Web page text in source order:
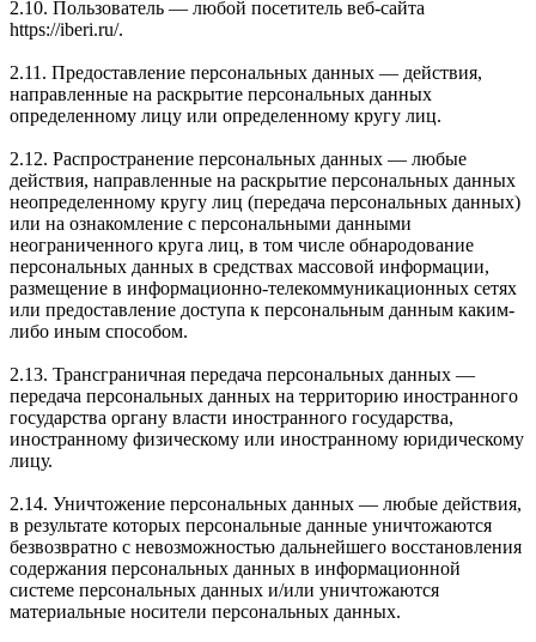
2.10. Пользователь — любой посетитель веб-сайта
https://iberi.ru/.
2.11. Предоставление персональных данных — действия,
направленные на раскрытие персональных данных
определенному лицу или определенному кругу лиц.
2.12. Распространение персональных данных — любые
действия, направленные на раскрытие персональных данных
неопределенному кругу лиц (передача персональных данных)
или на ознакомление с персональными данными
неограниченного круга лиц, в том числе обнародование
персональных данных в средствах массовой информации,
размещение в информационно-телекоммуникационных сетях
или предоставление доступа к персональным данным каким-
либо иным способом.
2.13. Трансграничная передача персональных данных —
передача персональных данных на территорию иностранного
государства органу власти иностранного государства,
иностранному физическому или иностранному юридическому
лицу.
2.14. Уничтожение персональных данных — любые действия,
в результате которых персональные данные уничтожаются
безвозвратно с невозможностью дальнейшего восстановления
содержания персональных данных в информационной
системе персональных данных и/или уничтожаются
материальные носители персональных данных.